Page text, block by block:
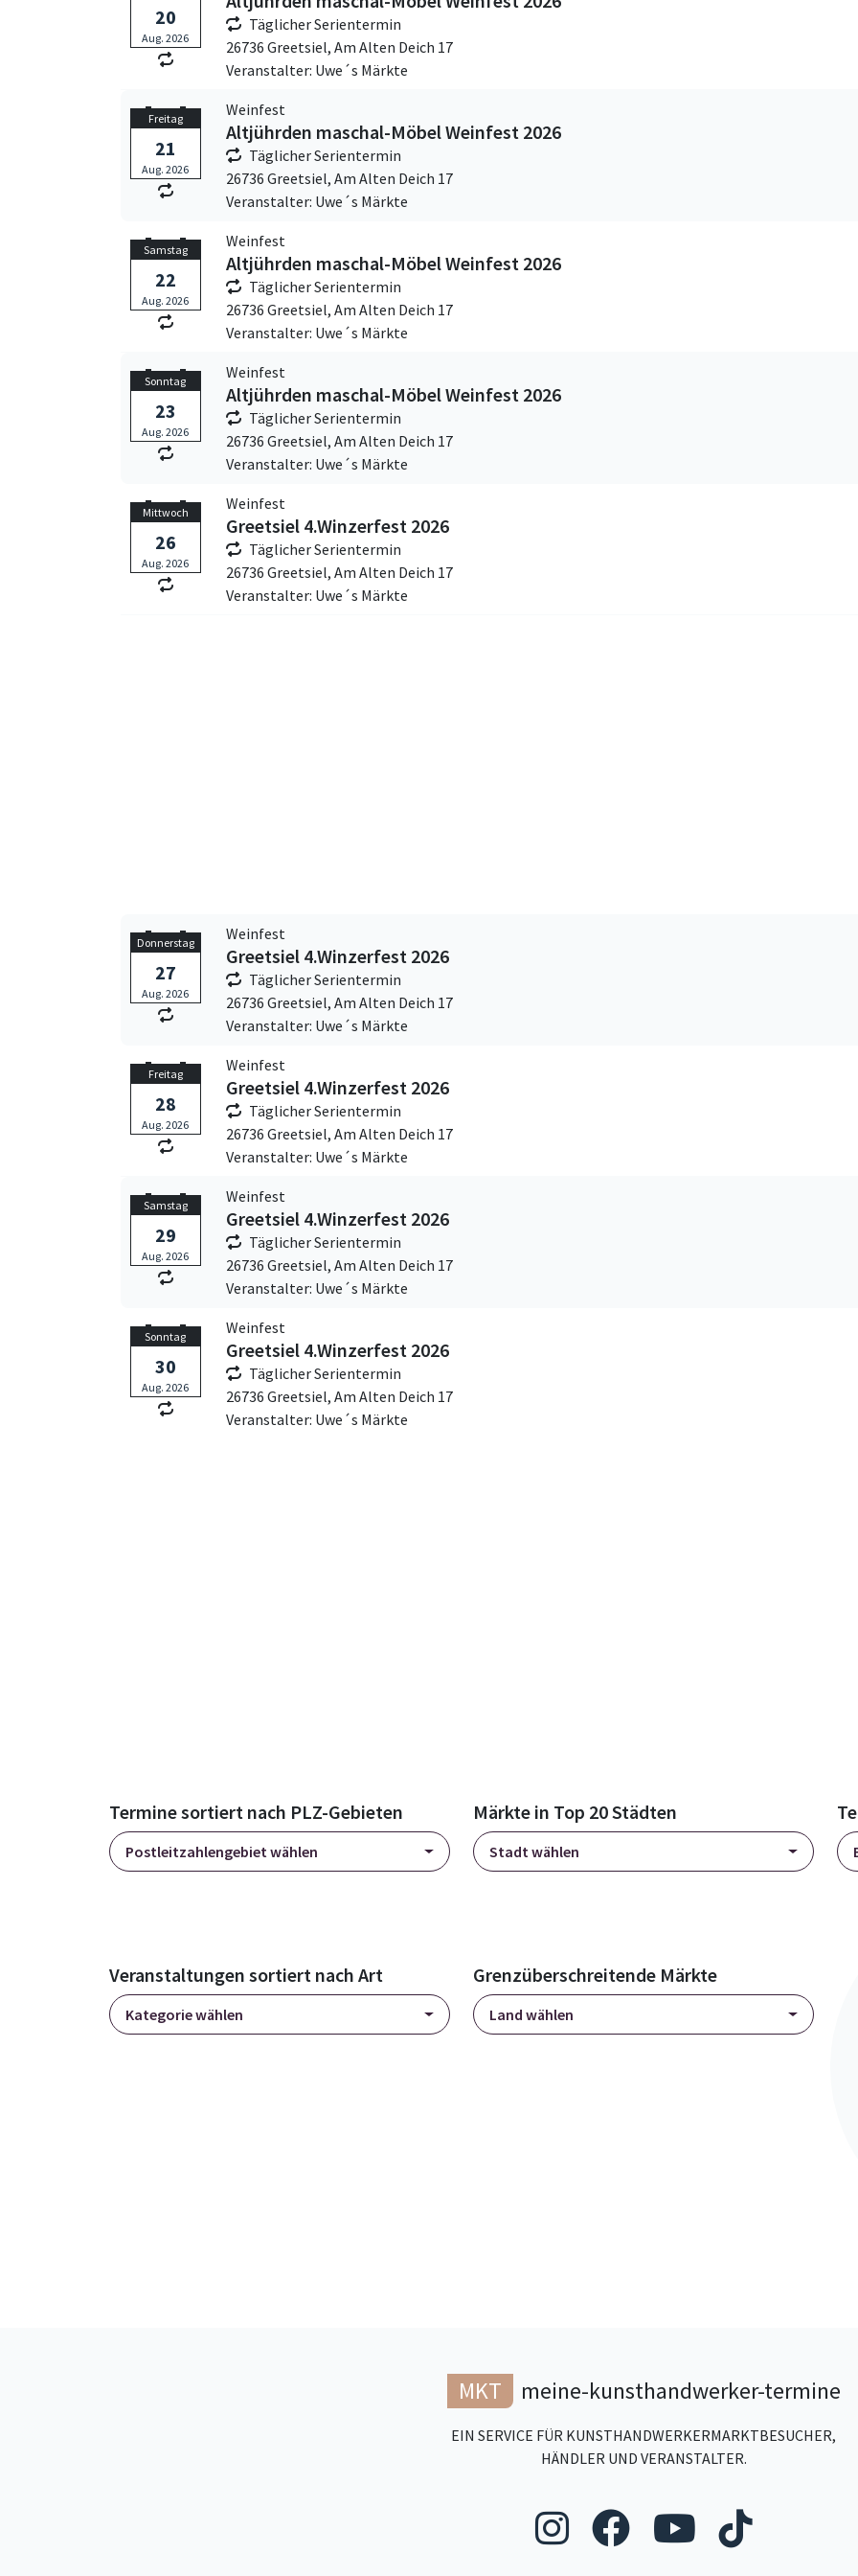
20
Aug. 2026
Täglicher Serientermin
26736 Greetsiel, Am Alten Deich 17
Veranstalter: Uwe´s Märkte
Freitag
21
Aug. 2026
Weinfest
Altjührden maschal-Möbel Weinfest 2026
Täglicher Serientermin
26736 Greetsiel, Am Alten Deich 17
Veranstalter: Uwe´s Märkte
Samstag
22
Aug. 2026
Weinfest
Altjührden maschal-Möbel Weinfest 2026
Täglicher Serientermin
26736 Greetsiel, Am Alten Deich 17
Veranstalter: Uwe´s Märkte
Sonntag
23
Aug. 2026
Weinfest
Altjührden maschal-Möbel Weinfest 2026
Täglicher Serientermin
26736 Greetsiel, Am Alten Deich 17
Veranstalter: Uwe´s Märkte
Mittwoch
26
Aug. 2026
Weinfest
Greetsiel 4.Winzerfest 2026
Täglicher Serientermin
26736 Greetsiel, Am Alten Deich 17
Veranstalter: Uwe´s Märkte
Donnerstag
27
Aug. 2026
Weinfest
Greetsiel 4.Winzerfest 2026
Täglicher Serientermin
26736 Greetsiel, Am Alten Deich 17
Veranstalter: Uwe´s Märkte
Freitag
28
Aug. 2026
Weinfest
Greetsiel 4.Winzerfest 2026
Täglicher Serientermin
26736 Greetsiel, Am Alten Deich 17
Veranstalter: Uwe´s Märkte
Samstag
29
Aug. 2026
Weinfest
Greetsiel 4.Winzerfest 2026
Täglicher Serientermin
26736 Greetsiel, Am Alten Deich 17
Veranstalter: Uwe´s Märkte
Sonntag
30
Aug. 2026
Weinfest
Greetsiel 4.Winzerfest 2026
Täglicher Serientermin
26736 Greetsiel, Am Alten Deich 17
Veranstalter: Uwe´s Märkte
Termine sortiert nach PLZ-Gebieten
Postleitzahlengebiet wählen
Märkte in Top 20 Städten
Stadt wählen
Veranstaltungen sortiert nach Art
Kategorie wählen
Grenzüberschreitende Märkte
Land wählen
MKT meine-kunsthandwerker-termine
EIN SERVICE FÜR KUNSTHANDWERKERMARKTBESUCHER,
HÄNDLER UND VERANSTALTER.
Folgen Sie uns auf
Folgen Sie
Folgen